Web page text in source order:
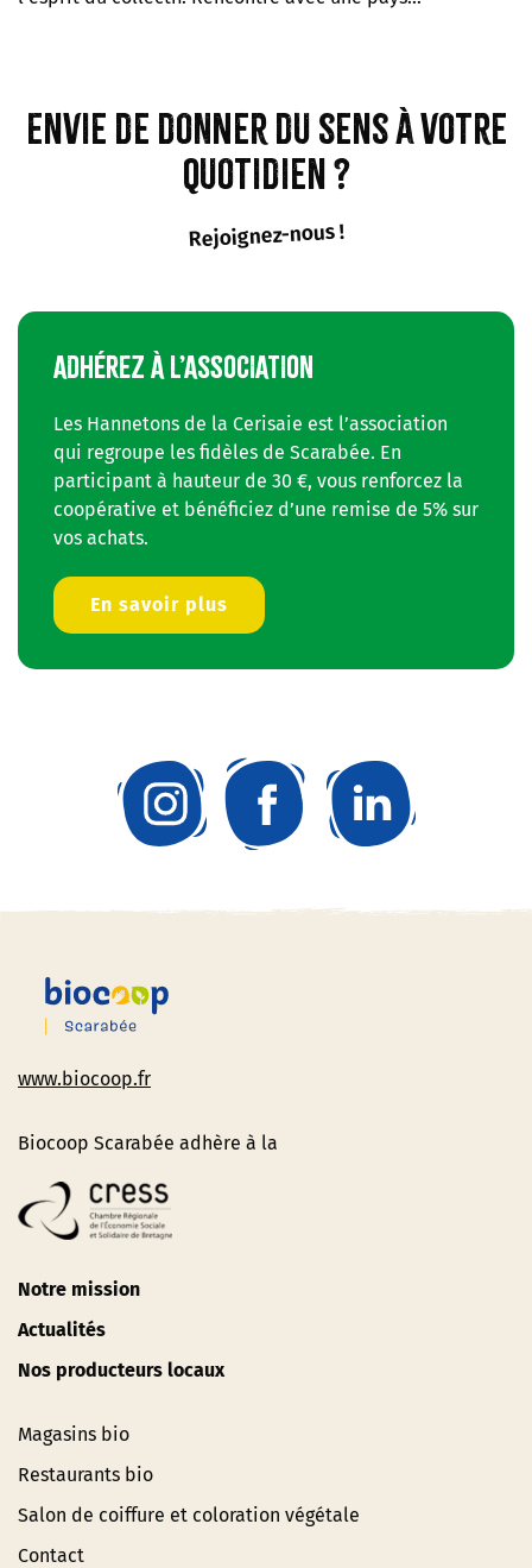
Envie de donner du sens à votre
quotidien ?
Rejoignez-nous !
ADHÉREZ À L’ASSOCIATION
Les Hannetons de la Cerisaie est l’association
qui regroupe les fidèles de Scarabée. En
participant à hauteur de 30 €, vous renforcez la
coopérative et bénéficiez d’une remise de 5% sur
vos achats.
En savoir plus
www.biocoop.fr
Biocoop Scarabée adhère à la
Notre mission
Actualités
Nos producteurs locaux
Magasins bio
Restaurants bio
Salon de coiffure et coloration végétale
Contact